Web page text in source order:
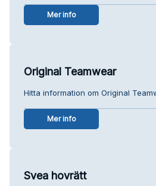
Mer info
Original Teamwear
Hitta information om Original
Mer info
Svea hovrätt